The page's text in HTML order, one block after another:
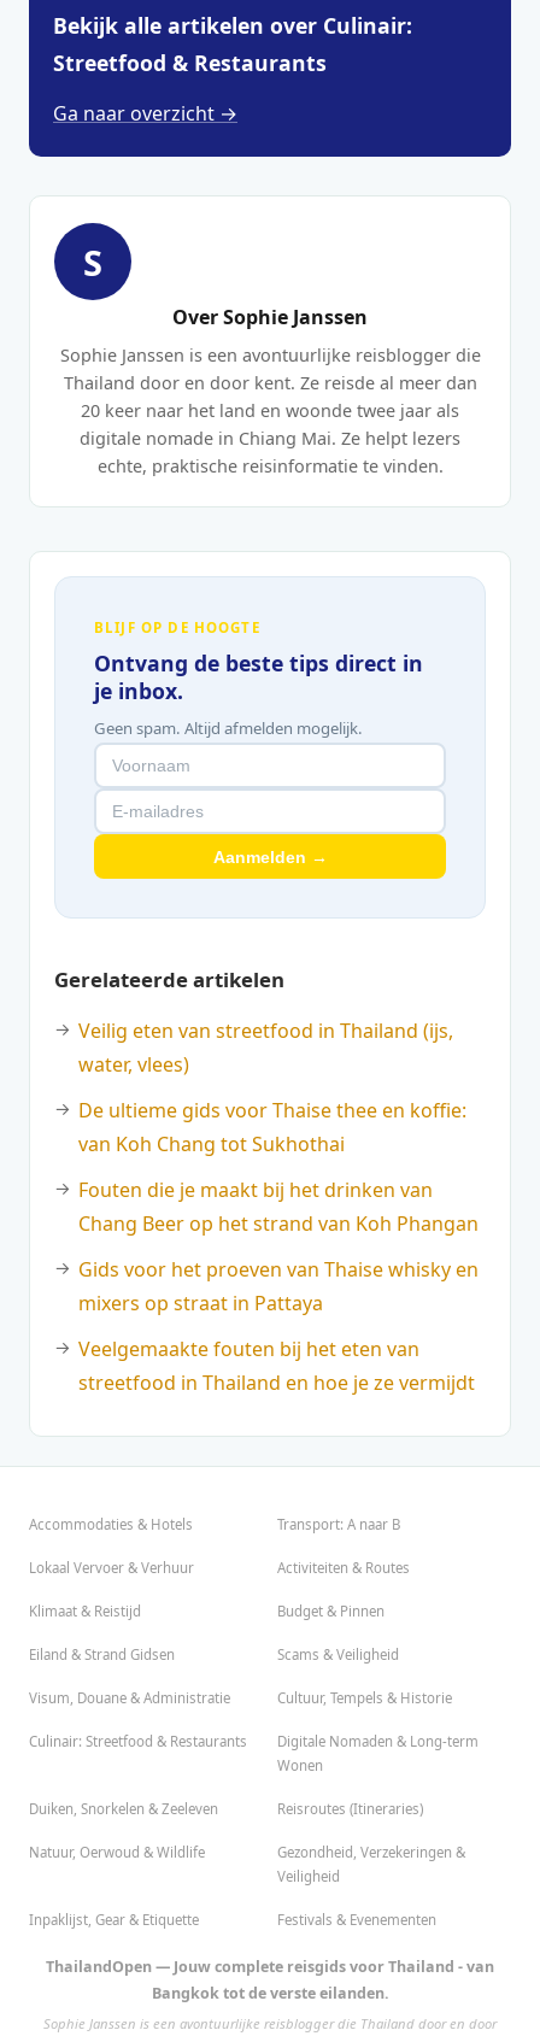
Bekijk alle artikelen over Culinair:
Streetfood & Restaurants
Ga naar overzicht →
S
Over Sophie Janssen
Sophie Janssen is een avontuurlijke reisblogger die
Thailand door en door kent. Ze reisde al meer dan
20 keer naar het land en woonde twee jaar als
digitale nomade in Chiang Mai. Ze helpt lezers
echte, praktische reisinformatie te vinden.
BLIJF OP DE HOOGTE
Ontvang de beste tips direct in
je inbox.
Geen spam. Altijd afmelden mogelijk.
Aanmelden →
Gerelateerde artikelen
Veilig eten van streetfood in Thailand (ijs,
water, vlees)
De ultieme gids voor Thaise thee en koffie:
van Koh Chang tot Sukhothai
Fouten die je maakt bij het drinken van
Chang Beer op het strand van Koh Phangan
Gids voor het proeven van Thaise whisky en
mixers op straat in Pattaya
Veelgemaakte fouten bij het eten van
streetfood in Thailand en hoe je ze vermijdt
Accommodaties & Hotels Transport: A naar B
Lokaal Vervoer & Verhuur Activiteiten & Routes
Klimaat & Reistijd Budget & Pinnen
Eiland & Strand Gidsen Scams & Veiligheid
Visum, Douane & Administratie Cultuur, Tempels & Historie
Culinair: Streetfood & Restaurants
Digitale Nomaden & Long-term
Wonen
Duiken, Snorkelen & Zeeleven Reisroutes (Itineraries)
Natuur, Oerwoud & Wildlife
Gezondheid, Verzekeringen &
Veiligheid
Inpaklijst, Gear & Etiquette Festivals & Evenementen
ThailandOpen — Jouw complete reisgids voor Thailand - van
Bangkok tot de verste eilanden.
Sophie Janssen is een avontuurlijke reisblogger die Thailand door en door